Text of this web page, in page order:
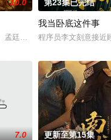
身份入住程家。她步步为营
房”的阴阳宅，江淮被掳走
10.0
孟廷辉，大平王朝有史以来个
第23集已完结
我当卧底这件事
程序员李文刻意接近
7.0 更新至第15集